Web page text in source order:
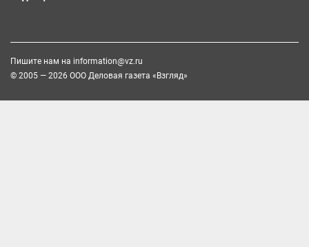
Пишите нам на information@vz.ru
© 2005 — 2026 ООО Деловая газета «Взгляд»